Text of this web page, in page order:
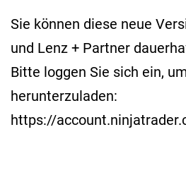
Sie können diese neue
und Lenz + Partner
Bitte loggen Sie sich ein,
herunterzuladen:
https://